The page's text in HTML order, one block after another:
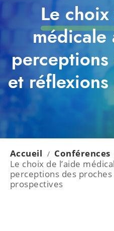
Le
et
Accueil / Conférences
Le choix de l’aide
perceptions des
prospectives